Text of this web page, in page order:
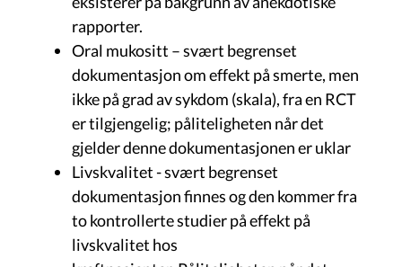
rapporter.
Oral mukositt – svært begrenset
dokumentasjon om effekt på smerte, men
ikke på grad av sykdom (skala), fra en RCT
er tilgjengelig; påliteligheten når det
gjelder denne dokumentasjonen er uklar
Livskvalitet - svært begrenset
dokumentasjon finnes og den kommer fra
to kontrollerte studier på effekt på
livskvalitet hos